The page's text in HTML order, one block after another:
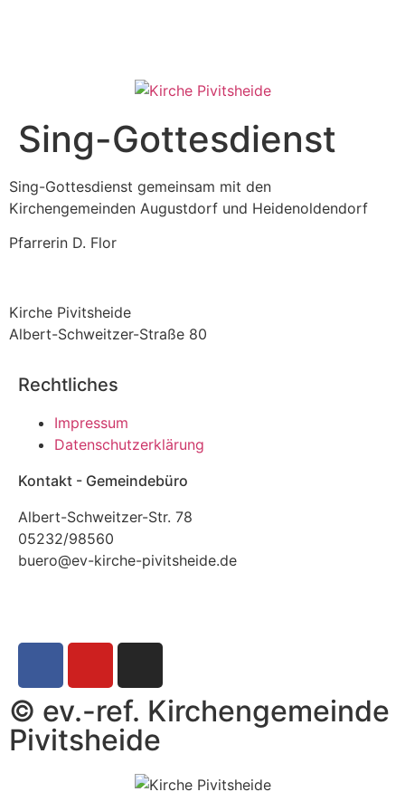
Sing-Gottesdienst
Sing-Gottesdienst gemeinsam mit den
Kirchengemeinden Augustdorf und Heidenoldendorf
Pfarrerin D. Flor
Kirche Pivitsheide
Albert-Schweitzer-Straße 80
Kontakt - Gemeindebüro
Albert-Schweitzer-Str. 78
05232/98560
buero@ev-kirche-pivitsheide.de
Rechtliches
Impressum
Datenschutzerklärung
© ev.-ref. Kirchengemeinde
Pivitsheide